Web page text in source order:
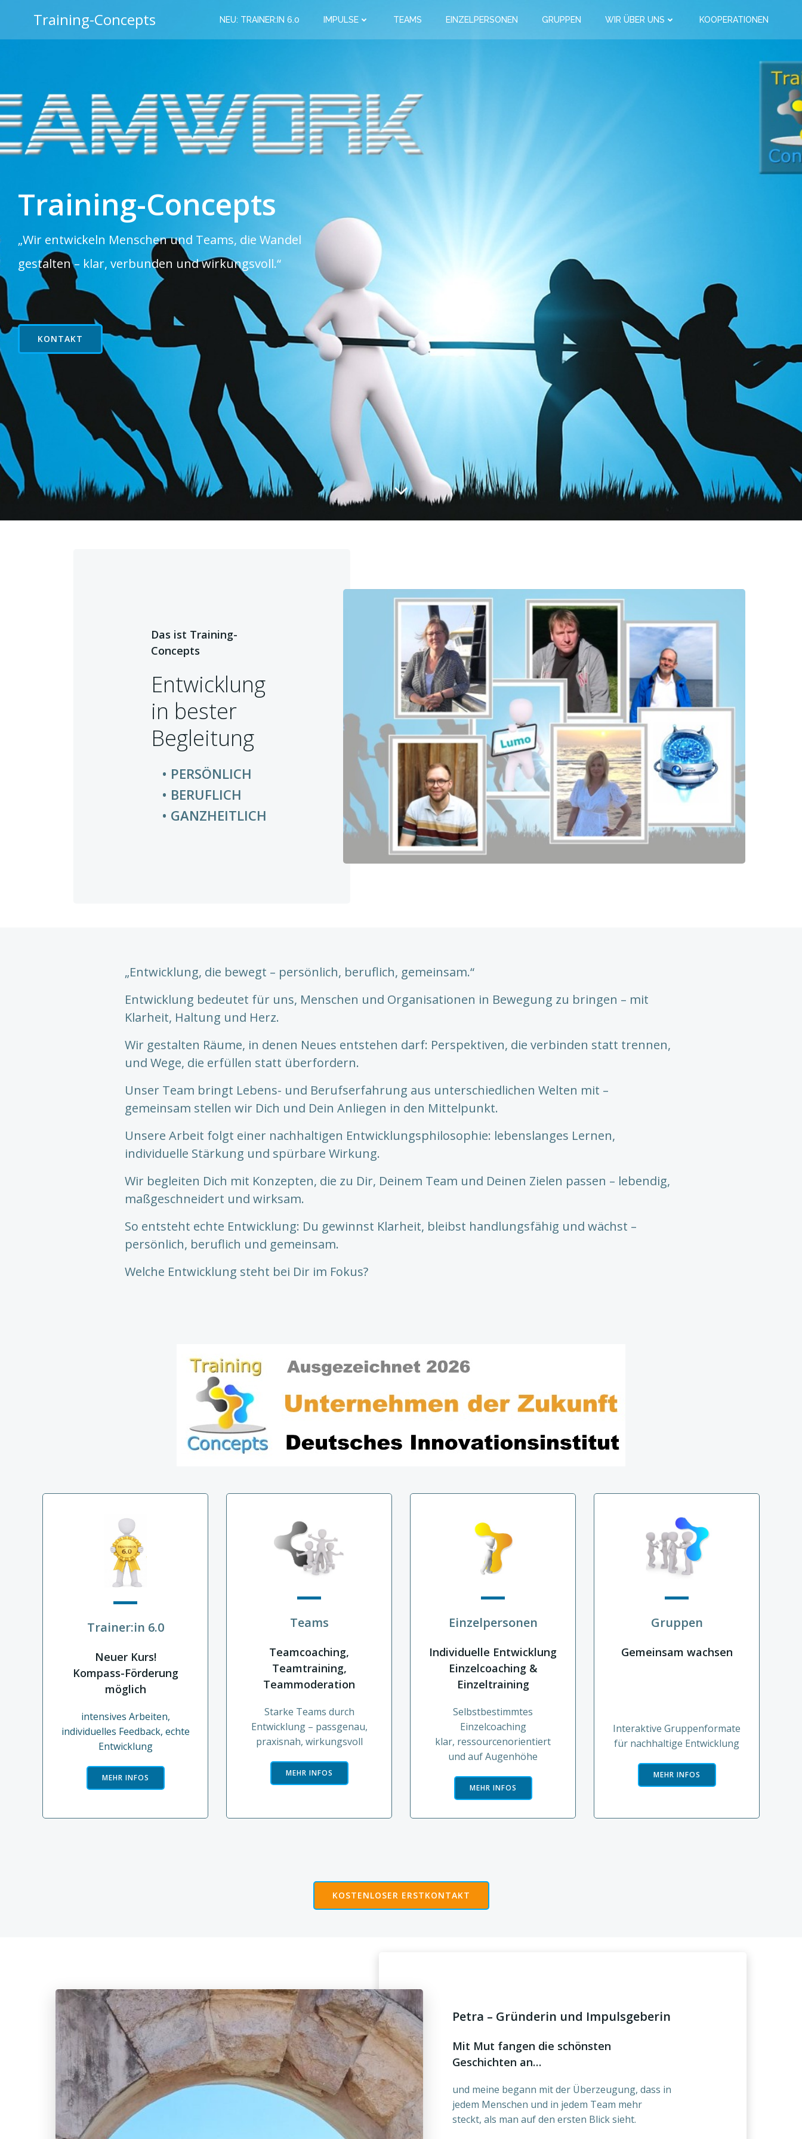
Training-Concepts NEU: TRAINER:IN 6.0 IMPULSE TEAMS EINZELPERSONEN GRUPPEN WIR ÜBER UNS KOOPERATIONEN
Training-Concepts
„Wir entwickeln Menschen und Teams, die Wandel
gestalten – klar, verbunden und wirkungsvoll.“
KONTAKT
Das ist Training-
Concepts
Entwicklung
in bester
Begleitung
PERSÖNLICH
BERUFLICH
GANZHEITLICH
„Entwicklung, die bewegt – persönlich, beruflich, gemeinsam.“
Entwicklung bedeutet für uns, Menschen und Organisationen in Bewegung zu bringen – mit
Klarheit, Haltung und Herz.
Wir gestalten Räume, in denen Neues entstehen darf: Perspektiven, die verbinden statt trennen,
und Wege, die erfüllen statt überfordern.
Unser Team bringt Lebens- und Berufserfahrung aus unterschiedlichen Welten mit –
gemeinsam stellen wir Dich und Dein Anliegen in den Mittelpunkt.
Unsere Arbeit folgt einer nachhaltigen Entwicklungsphilosophie: lebenslanges Lernen,
individuelle Stärkung und spürbare Wirkung.
Wir begleiten Dich mit Konzepten, die zu Dir, Deinem Team und Deinen Zielen passen – lebendig,
maßgeschneidert und wirksam.
So entsteht echte Entwicklung: Du gewinnst Klarheit, bleibst handlungsfähig und wächst –
persönlich, beruflich und gemeinsam.
Welche Entwicklung steht bei Dir im Fokus?
Trainer:in 6.0
Neuer Kurs!
Kompass-Förderung
möglich
intensives Arbeiten,
individuelles Feedback, echte
Entwicklung
MEHR INFOS
Teams
Teamcoaching,
Teamtraining,
Teammoderation
Starke Teams durch
Entwicklung – passgenau,
praxisnah, wirkungsvoll
MEHR INFOS
Einzelpersonen
Individuelle Entwicklung
Einzelcoaching &
Einzeltraining
Selbstbestimmtes
Einzelcoaching
klar, ressourcenorientiert
und auf Augenhöhe
MEHR INFOS
Gruppen
Gemeinsam wachsen
Interaktive Gruppenformate
für nachhaltige Entwicklung
MEHR INFOS
KOSTENLOSER ERSTKONTAKT
Petra – Gründerin und Impulsgeberin
Mit Mut fangen die schönsten
Geschichten an…
und meine begann mit der Überzeugung, dass in
jedem Menschen und in jedem Team mehr
steckt, als man auf den ersten Blick sieht.